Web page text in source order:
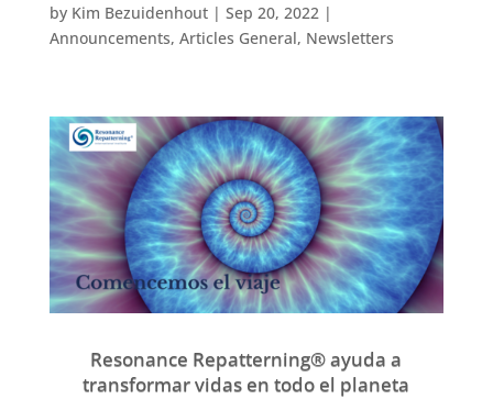
by Kim Bezuidenhout| Sep 20, 2022|
Announcements, Articles General, Newsletters
Resonance Repatterning® ayuda a
transformar vidas en todo el planeta